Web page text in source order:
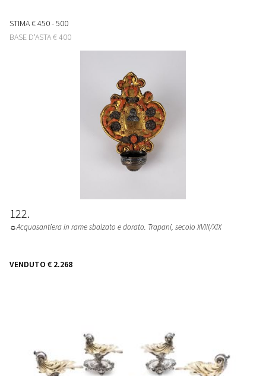
STIMA€ 450 - 500
BASE D'ASTA€ 400
122
☼Acquasantiera in rame sbalzato e dorato. Trapani, secolo XVIII/XIX
VENDUTO € 2.268